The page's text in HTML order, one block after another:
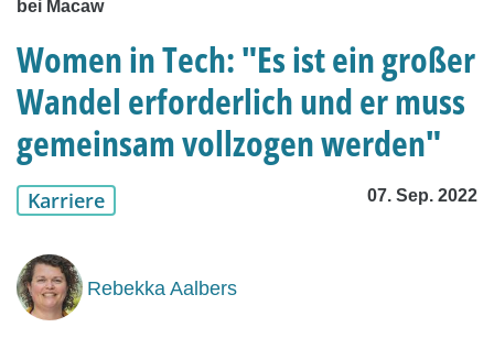
bei Macaw
Women in Tech: "Es ist ein großer
Wandel erforderlich und er muss
gemeinsam vollzogen werden"
Karriere 07. Sep. 2022
Rebekka Aalbers